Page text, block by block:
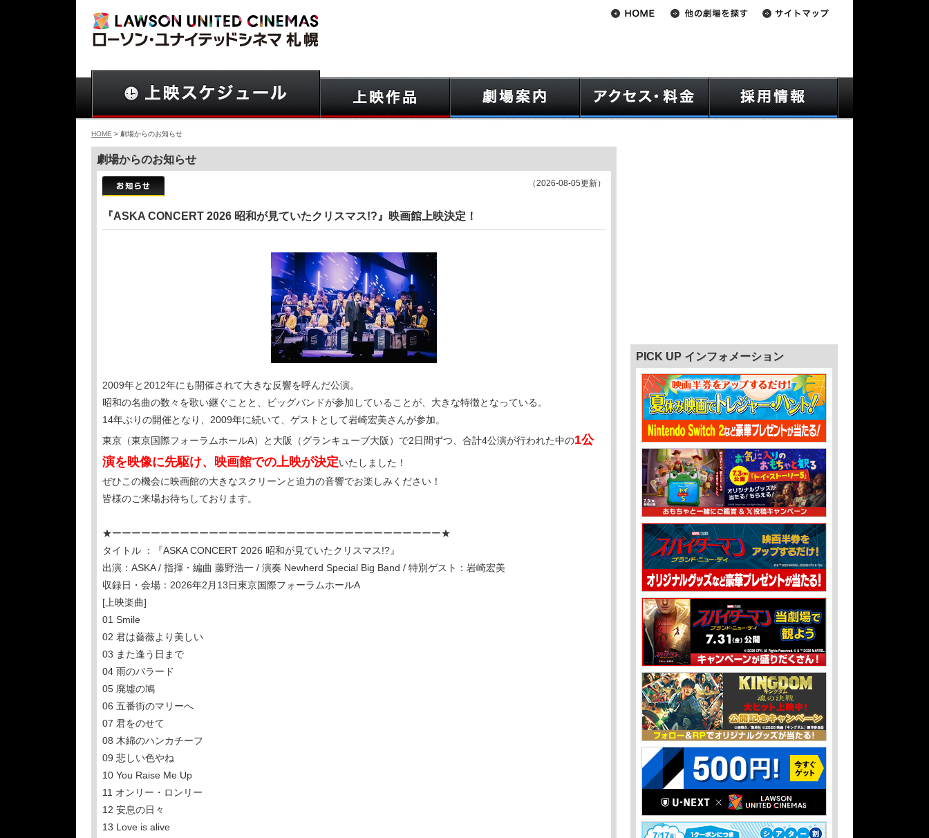
HOME > 劇場からのお知らせ
劇場からのお知らせ
（2026-08-05更新）
『ASKA CONCERT 2026 昭和が見ていたクリスマス!?』映画館上映決定！
2009年と2012年にも開催されて大きな反響を呼んだ公演。
昭和の名曲の数々を歌い継ぐことと、ビッグバンドが参加していることが、大きな特徴となっている。
14年ぶりの開催となり、2009年に続いて、ゲストとして岩崎宏美さんが参加。
東京（東京国際フォーラムホールA）と大阪（グランキューブ大阪）で2日間ずつ、合計4公演が行われた中の1公
演を映像に先駆け、映画館での上映が決定いたしました！
ぜひこの機会に映画館の大きなスクリーンと迫力の音響でお楽しみください！
皆様のご来場お待ちしております。
★ーーーーーーーーーーーーーーーーーーーーーーーーーーーーーーーーーー★
タイトル ：『ASKA CONCERT 2026 昭和が見ていたクリスマス!?』
出演：ASKA / 指揮・編曲 藤野浩一 / 演奏 Newherd Special Big Band / 特別ゲスト：岩崎宏美
収録日・会場：2026年2月13日東京国際フォーラムホールA
[上映楽曲]
01 Smile
02 君は薔薇より美しい
03 また逢う⽇まで
04 ⾬のバラード
05 廃墟の鳩
06 五番街のマリーへ
07 君をのせて
08 木綿のハンカチーフ
09 悲しい⾊やね
10 You Raise Me Up
11 オンリー・ロンリー
12 安息の⽇々
13 Love is alive
PICK UP インフォメーション